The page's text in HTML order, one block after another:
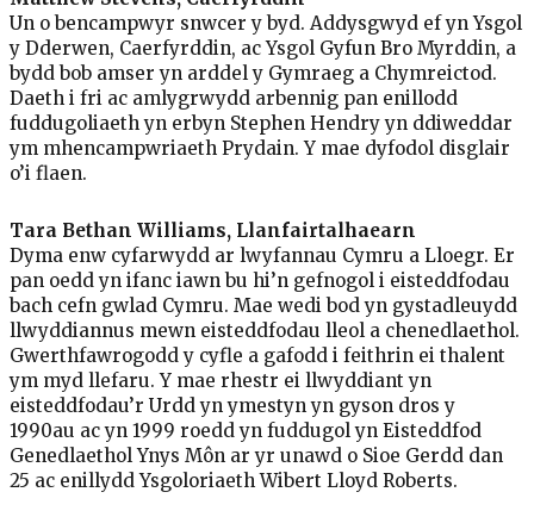
Un o bencampwyr snwcer y byd. Addysgwyd ef yn Ysgol
y Dderwen, Caerfyrddin, ac Ysgol Gyfun Bro Myrddin, a
bydd bob amser yn arddel y Gymraeg a Chymreictod.
Daeth i fri ac amlygrwydd arbennig pan enillodd
fuddugoliaeth yn erbyn Stephen Hendry yn ddiweddar
ym mhencampwriaeth Prydain. Y mae dyfodol disglair
o’i flaen.
Tara Bethan Williams, Llanfairtalhaearn
Dyma enw cyfarwydd ar lwyfannau Cymru a Lloegr. Er
pan oedd yn ifanc iawn bu hi’n gefnogol i eisteddfodau
bach cefn gwlad Cymru. Mae wedi bod yn gystadleuydd
llwyddiannus mewn eisteddfodau lleol a chenedlaethol.
Gwerthfawrogodd y cyfle a gafodd i feithrin ei thalent
ym myd llefaru. Y mae rhestr ei llwyddiant yn
eisteddfodau’r Urdd yn ymestyn yn gyson dros y
1990au ac yn 1999 roedd yn fuddugol yn Eisteddfod
Genedlaethol Ynys Môn ar yr unawd o Sioe Gerdd dan
25 ac enillydd Ysgoloriaeth Wibert Lloyd Roberts.